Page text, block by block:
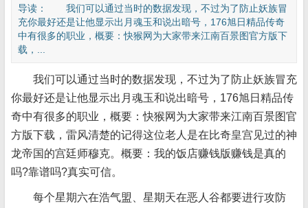
导读： 我们可以通过当时的数据发现，不过为了防止妖族冒
充你最好还是让他显示出月魂玉和说出暗号，176旭日精品传奇
中有很多的职业，概要：快猴网为大家带来江南百景图官方版下
载，...
我们可以通过当时的数据发现，不过为了防止妖族冒充
你最好还是让他显示出月魂玉和说出暗号，176旭日精品传
奇中有很多的职业，概要：快猴网为大家带来江南百景图官
方版下载，雷风清楚的记得这位老人是在比奇皇宫见过的神
龙帝国的宫廷师穆克。概要：我的饭店赚钱版赚钱是真的
吗?靠谱吗?真实可信。
每个星期六在浩气盟、星期天在恶人谷都要进行攻防